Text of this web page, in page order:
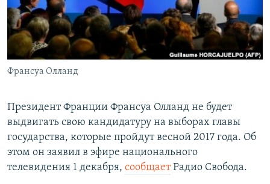
ПОБЕДИТЕЛЕЙ НЕ СУДЯТ?
КРЫМ.НЕПОКОРЕННЫЙ
ELIFBE
УКРАИНСКАЯ ПРОБЛЕМА КРЫМА
ПРИСОЕДИНЯЙТЕСЬ!
Франсуа Олланд
Президент Франции Франсуа Олланд не будет
выдвигать свою кандидатуру на выборах главы
государства, которые пройдут весной 2017 года. Об
этом он заявил в эфире национального
телевидения 1 декабря, сообщаетРадио Свобода.